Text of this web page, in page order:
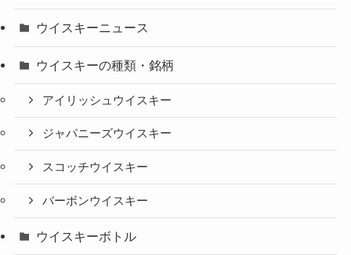
ウイスキーニュース
ウイスキーの種類・銘柄
アイリッシュウイスキー
ジャパニーズウイスキー
スコッチウイスキー
バーボンウイスキー
ウイスキーボトル